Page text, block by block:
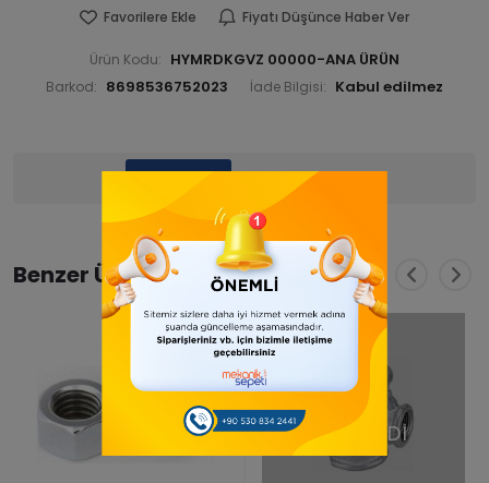
Favorilere Ekle Fiyatı Düşünce Haber Ver
Ürün Kodu: HYMRDKGVZ 00000-ANA ÜRÜN
Barkod: 8698536752023 İade Bilgisi:
Yorumlar
Benzer Ürünler
TÜKENDİ